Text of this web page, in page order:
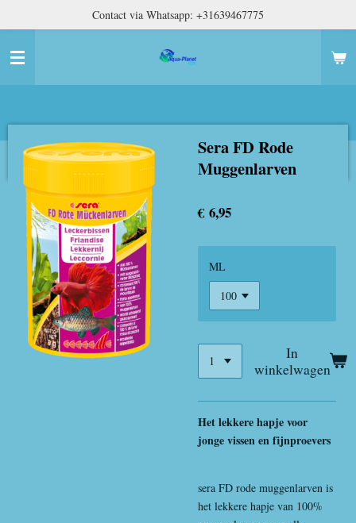
naar
hoofdinhoud
Contact via Whatsapp: +31639467775
Sera FD Rode
Muggenlarven
€ 6,95
ML
In
winkelwagen
Het lekkere hapje voor
jonge vissen en fijnproevers
sera FD rode muggenlarven is
het lekkere hapje van 100%